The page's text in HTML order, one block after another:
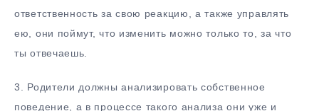
ответственность за свою реакцию, а также управлять
ею, они поймут, что изменить можно только то, за что
ты отвечаешь.
3. Родители должны анализировать собственное
поведение, а в процессе такого анализа они уже и